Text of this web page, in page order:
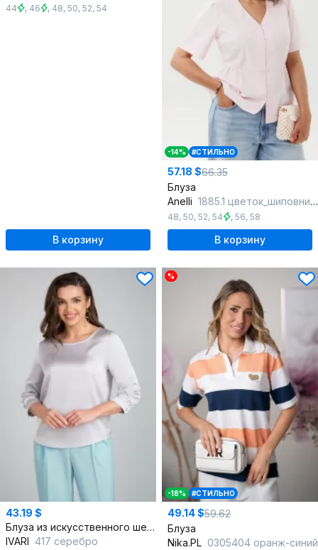
44 , 46 , 48, 50, 52, 54
В корзину
-14% #СТИЛЬНО
57.18 $66.35
Блуза
Anelli 1885.1 цветок_шиповника
48, 50, 52, 54 , 56, 58
В корзину
43.19 $
Блуза из искусственного шелка с закругленным низом и рукавом 3/4
IVARI 417 серебро
%
-18% #СТИЛЬНО
49.14 $59.62
Блуза
Nika.PL 0305404 оранж-синий